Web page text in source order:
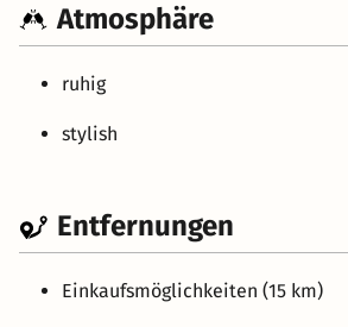
Atmosphäre
ruhig
stylish
Entfernungen
Einkaufsmöglichkeiten (15 km)